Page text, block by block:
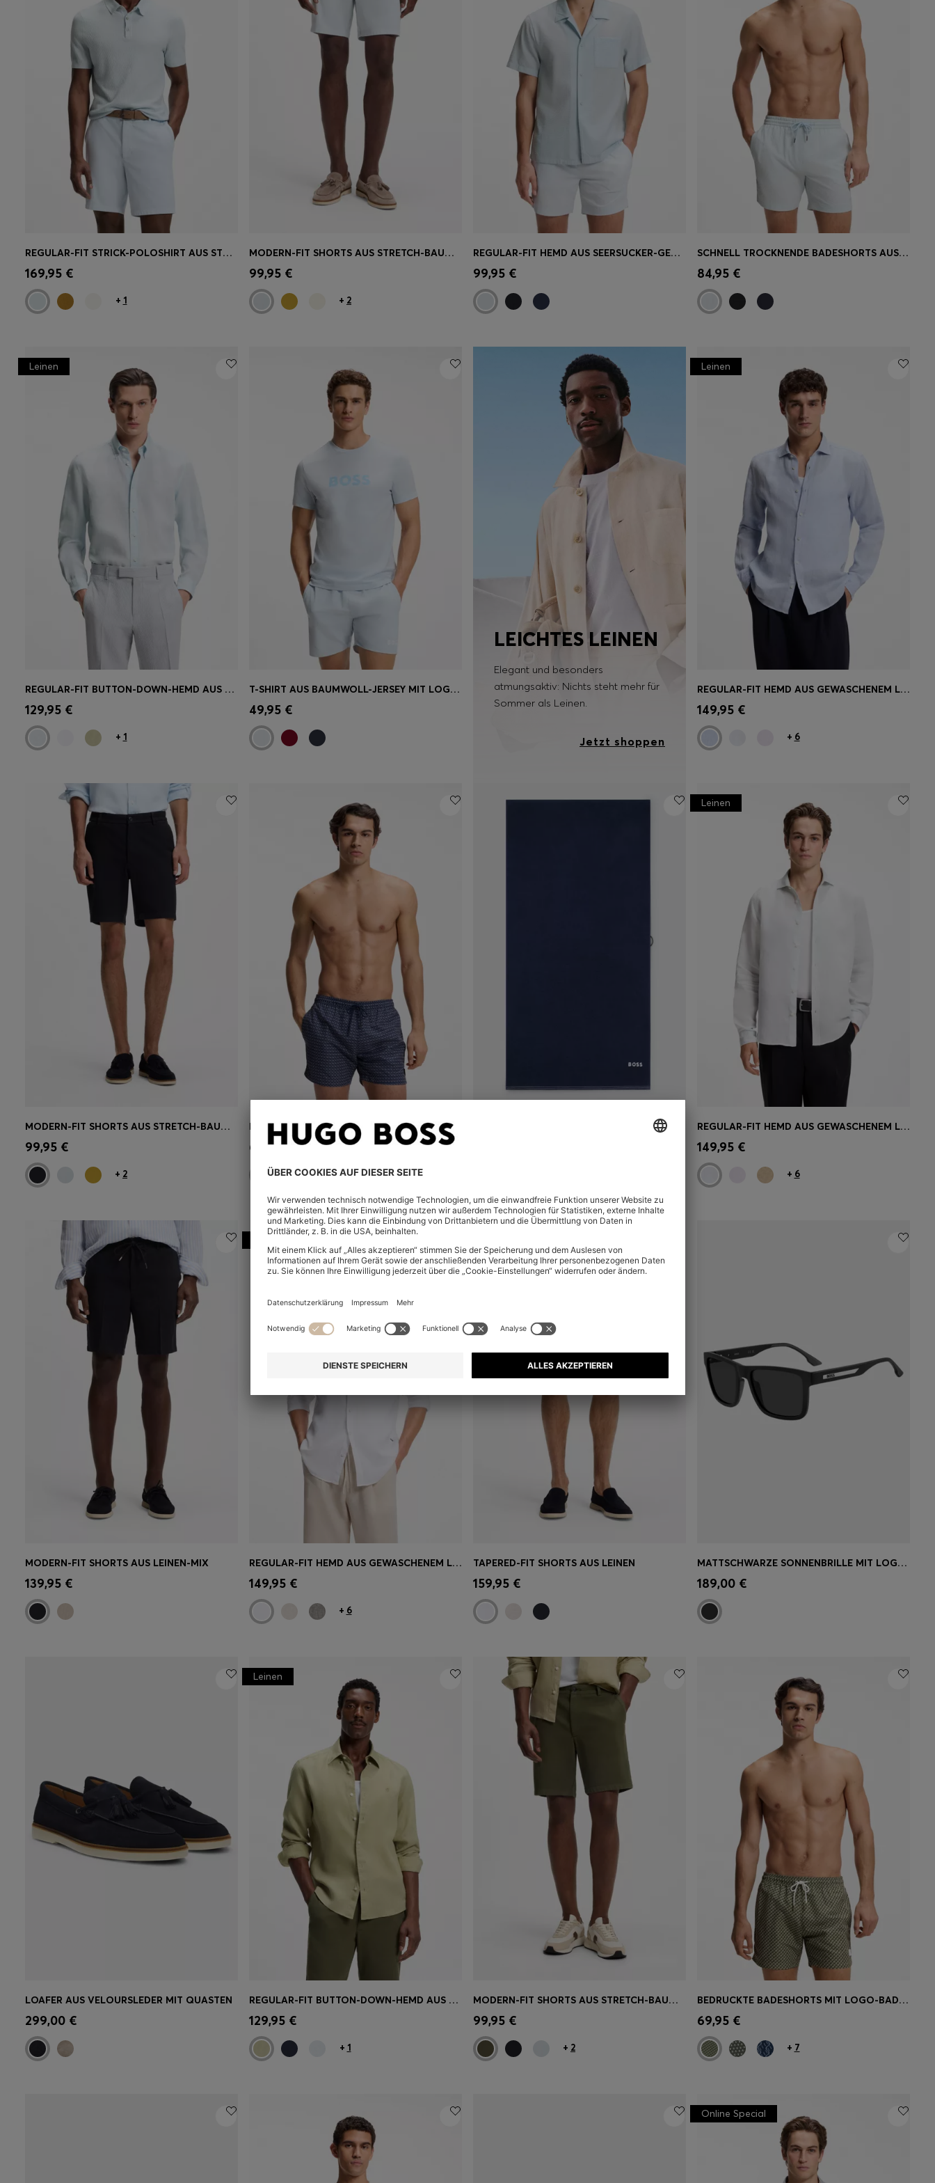
Schnelleinkauf
Größe)
REGULAR-FIT STRICK-POLOSHIRT AUS STRUKTURIERTEM GEWEBE
169,95 €
+ 1
Schnelleinkauf
Größe)
MODERN-FIT SHORTS AUS STRETCH-BAUMWOLLE
99,95 €
+ 2
Schnelleinkauf
Größe)
REGULAR-FIT HEMD AUS SEERSUCKER-GEWEBE
99,95 € Schnelleinkauf
Größe)
SCHNELL TROCKNENDE BADESHORTS AUS ELASTISCHEM SEERSUCKER-GEWEBE
84,95 €
Schnelleinkauf
Größe)
Leinen
REGULAR-FIT BUTTON-DOWN-HEMD AUS LEINEN
129,95 €
+ 1
Schnelleinkauf
Größe)
T-SHIRT AUS BAUMWOLL-JERSEY MIT LOGO-PRINT
49,95 €
LEICHTES LEINEN
Elegant und besonders
atmungsaktiv: Nichts steht mehr für
Sommer als Leinen.
Jetzt shoppen
Schnelleinkauf
Größe)
Leinen
REGULAR-FIT HEMD AUS GEWASCHENEM LEINEN
149,95 €
+ 6
Schnelleinkauf
Größe)
MODERN-FIT SHORTS AUS STRETCH-BAUMWOLLE
99,95 €
+ 2
Schnelleinkauf(Wähle deine
BEDRUCKTE BADESHORTS MIT LOGO-BADGE
69,95 €
+7
Schnelleinkauf
Größe)
Leinen
REGULAR-FIT HEMD AUS GEWASCHENEM LEINEN
149,95 €
+ 6
Schnelleinkauf
Größe)
MODERN-FIT SHORTS AUS LEINEN-MIX
139,95 € Schnelleinkauf
Größe)
REGULAR-FIT HEMD AUS GEWASCHENEM LEINEN
149,95 €
+ 6
Schnelleinkauf
Größe)
TAPERED-FIT SHORTS AUS LEINEN
159,95 € Schnelleinkauf
Größe)
MATTSCHWARZE SONNENBRILLE MIT LOGO-EINSATZ
189,00 €
Schnelleinkauf
Größe)
LOAFER AUS VELOURSLEDER MIT QUASTEN
299,00 € Schnelleinkauf
Größe)
Leinen
REGULAR-FIT BUTTON-DOWN-HEMD AUS LEINEN
129,95 €
+ 1
Schnelleinkauf
Größe)
MODERN-FIT SHORTS AUS STRETCH-BAUMWOLLE
99,95 €
+ 2
Schnelleinkauf
Größe)
BEDRUCKTE BADESHORTS MIT LOGO-BADGE
69,95 €
+ 7
Online Special